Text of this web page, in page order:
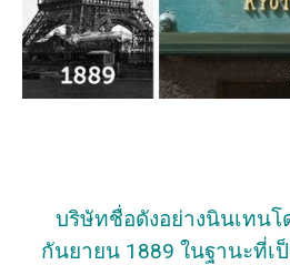
บริษัทชื่อดังอย่างนินเทนโ
กันยายน 1889 ในฐานะที่เ